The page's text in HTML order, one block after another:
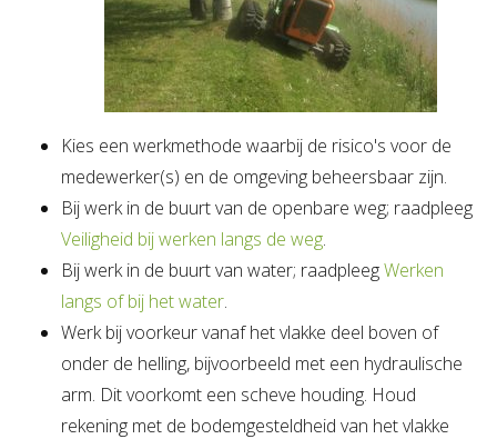
Kies een werkmethode waarbij de risico's voor de
medewerker(s) en de omgeving beheersbaar zijn.
Bij werk in de buurt van de openbare weg; raadpleeg
Veiligheid bij werken langs de weg.
Bij werk in de buurt van water; raadpleegWerken
langs of bij het water.
Werk bij voorkeur vanaf het vlakke deel boven of
onder de helling, bijvoorbeeld met een hydraulische
arm. Dit voorkomt een scheve houding. Houd
rekening met de bodemgesteldheid van het vlakke